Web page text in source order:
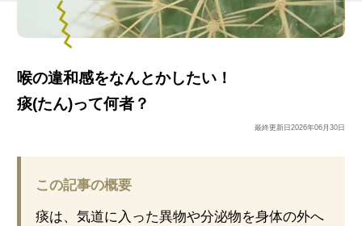
喉の違和感をなんとかしたい！
痰(たん)って何者？
最終更新日 2026年06月30日
この記事の概要
痰は、気道に入った異物や分泌物を身体の外へ